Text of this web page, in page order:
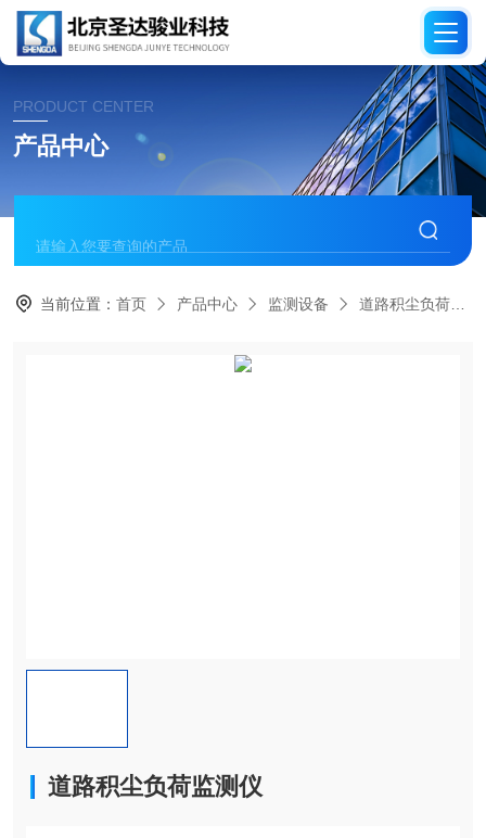
PRODUCT CENTER
产品中心
当前位置：首页 产品中心 监测设备 道路积尘负荷监测仪
道路积尘负荷监测仪